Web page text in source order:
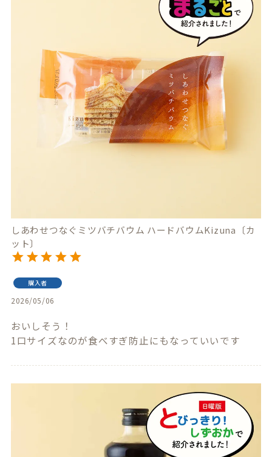
しあわせつなぐミツバチバウム ハードバウムKizuna〔カ
ット〕
購入者
2026/05/06
おいしそう！
1口サイズなのが食べすぎ防止にもなっていいです